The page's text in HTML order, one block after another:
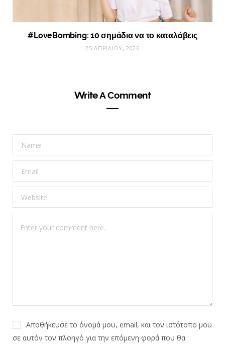
#LoveBombing: 10 σημάδια να το καταλάβεις
25 ΑΠΡΙΛΊΟΥ, 2026
Write A Comment
Αποθήκευσε το όνομά μου, email, και τον ιστότοπο μου
σε αυτόν τον πλοηγό για την επόμενη φορά που θα